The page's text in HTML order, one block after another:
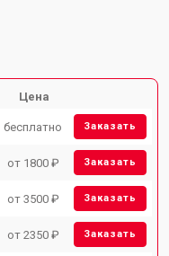
Цена
бесплатно Заказать
от 1800 ₽ Заказать
от 3500 ₽ Заказать
от 2350 ₽ Заказать